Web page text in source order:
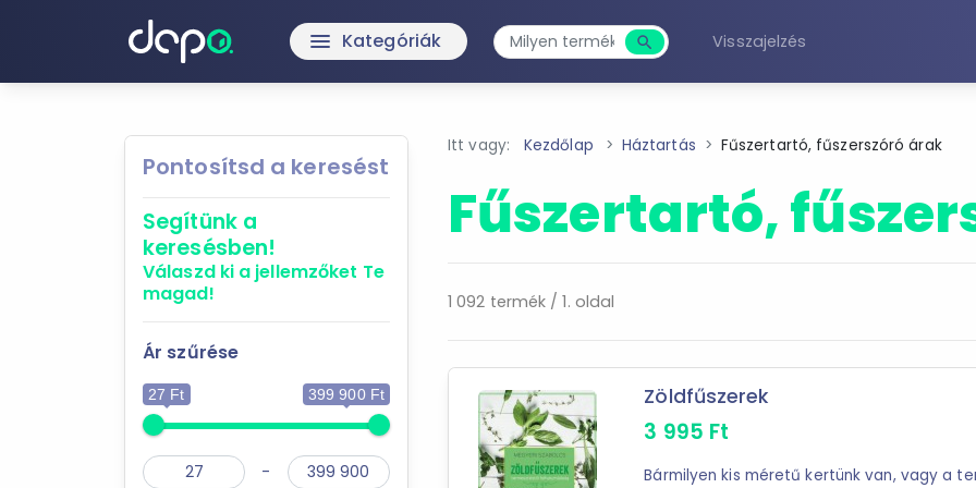
menu Kategóriák search
Keresés
Visszajelzés
Pontosítsd a keresést
Segítünk a
keresésben!
Válaszd ki a jellemzőket Te
magad!
Ár szűrése
27 Ft 399 900 Ft
-
Itt vagy: Kezdőlap Háztartás Fűszertartó, fűszerszóró árak
Fűszertartó,
1 092 termék / 1. oldal
Zöldfűszerek
3 995 Ft
Bármilyen kis méretű kertünk van, vagy a